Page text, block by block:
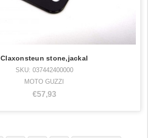
Claxonsteun stone,jackal
SKU: 037442400000
MOTO GUZZI
€57,93